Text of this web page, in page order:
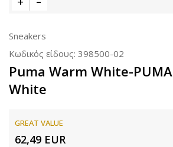
Sneakers
Κωδικός είδους: 398500-02
Puma Warm White-PUMA
White
GREAT VALUE
62,49 EUR